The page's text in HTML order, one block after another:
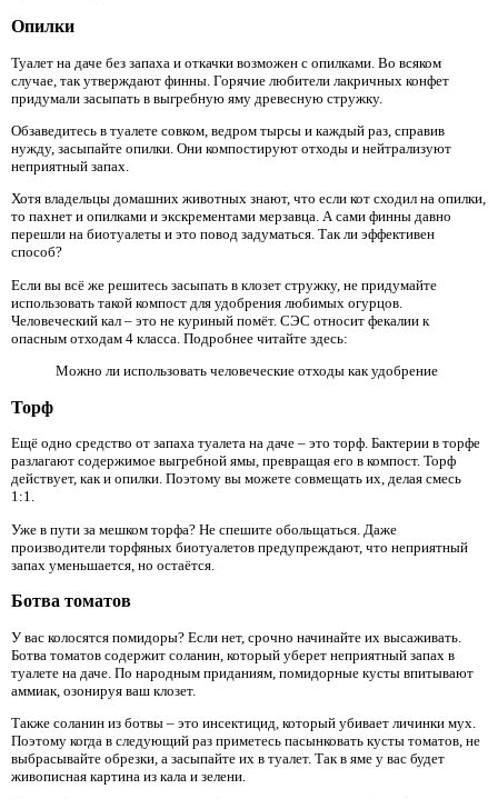
Опилки
Туалет на даче без запаха и откачки возможен с опилками. Во всяком
случае, так утверждают финны. Горячие любители лакричных конфет
придумали засыпать в выгребную яму древесную стружку.
Обзаведитесь в туалете совком, ведром тырсы и каждый раз, справив
нужду, засыпайте опилки. Они компостируют отходы и нейтрализуют
неприятный запах.
Хотя владельцы домашних животных знают, что если кот сходил на опилки,
то пахнет и опилками и экскрементами мерзавца. А сами финны давно
перешли на биотуалеты и это повод задуматься. Так ли эффективен
способ?
Если вы всё же решитесь засыпать в клозет стружку, не придумайте
использовать такой компост для удобрения любимых огурцов.
Человеческий кал – это не куриный помёт. СЭС относит фекалии к
опасным отходам 4 класса. Подробнее читайте здесь:
Можно ли использовать человеческие отходы как удобрение
Торф
Ещё одно средство от запаха туалета на даче – это торф. Бактерии в торфе
разлагают содержимое выгребной ямы, превращая его в компост. Торф
действует, как и опилки. Поэтому вы можете совмещать их, делая смесь
1:1.
Уже в пути за мешком торфа? Не спешите обольщаться. Даже
производители торфяных биотуалетов предупреждают, что неприятный
запах уменьшается, но остаётся.
Ботва томатов
У вас колосятся помидоры? Если нет, срочно начинайте их высаживать.
Ботва томатов содержит соланин, который уберет неприятный запах в
туалете на даче. По народным приданиям, помидорные кусты впитывают
аммиак, озонируя ваш клозет.
Также соланин из ботвы – это инсектицид, который убивает личинки мух.
Поэтому когда в следующий раз приметесь пасынковать кусты томатов, не
выбрасывайте обрезки, а засыпайте их в туалет. Так в яме у вас будет
живописная картина из кала и зелени.